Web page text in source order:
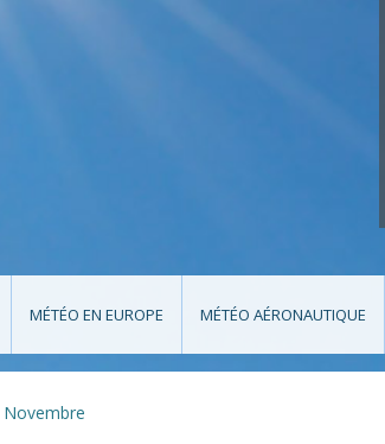
MÉTÉO EN EUROPE MÉTÉO AÉRONAUTIQUE
Novembre